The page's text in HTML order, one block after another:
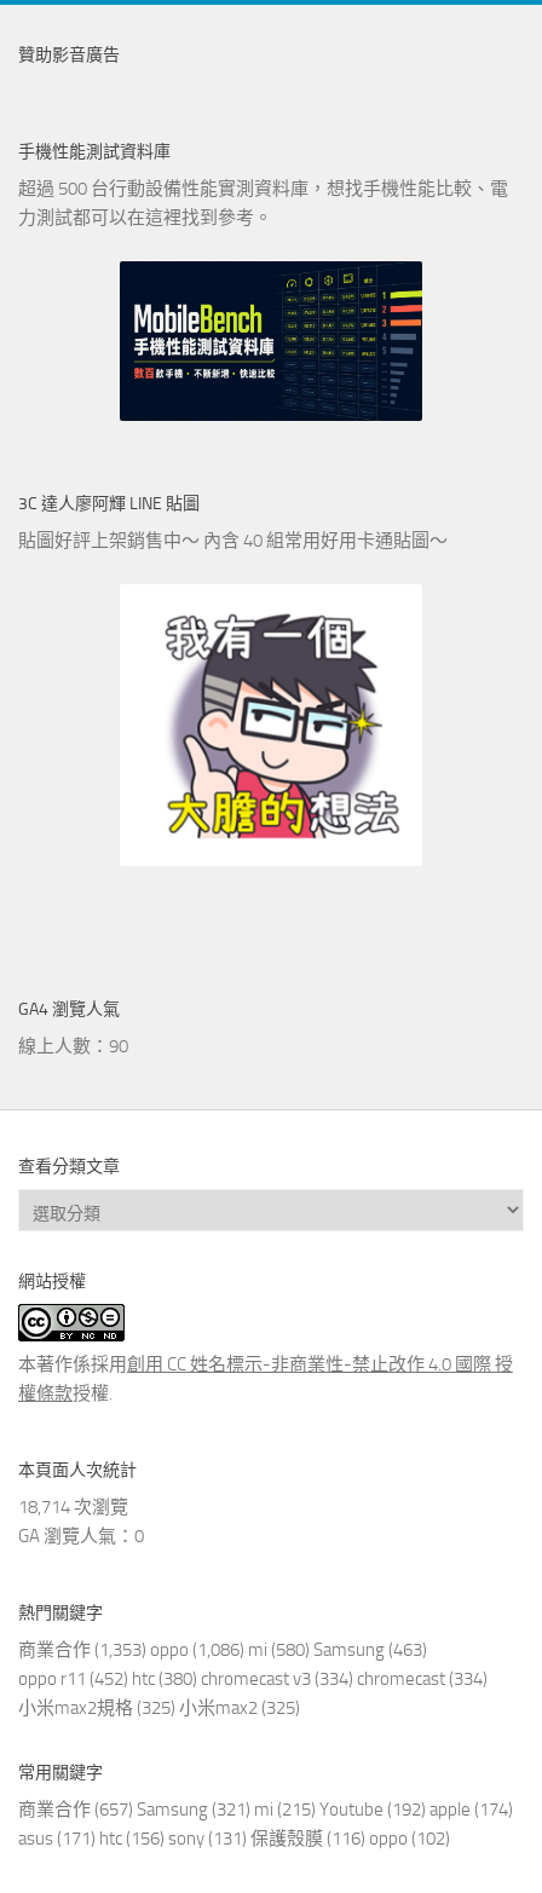
贊助影音廣告
手機性能測試資料庫
超過 500 台行動設備性能實測資料庫，想找手機性能比較、電
力測試都可以在這裡找到參考。
3C 達人廖阿輝 LINE 貼圖
貼圖好評上架銷售中～ 內含 40 組常用好用卡通貼圖～
GA4 瀏覽人氣
線上人數：90
查看分類文章
查
看
類
文
章
網站授權
本著作係採用創用 CC 姓名標示-非商業性-禁止改作 4.0 國際 授
權條款授權.
本頁面人次統計
18,714 次瀏覽
GA 瀏覽人氣：0
熱門關鍵字
商業合作 (1,353) oppo (1,086) mi (580) Samsung (463)
oppo r11 (452) htc (380) chromecast v3 (334) chromecast (334)
小米max2規格 (325) 小米max2 (325)
常用關鍵字
商業合作 (657) Samsung (321) mi (215) Youtube (192) apple (174)
asus (171) htc (156) sony (131) 保護殼膜 (116) oppo (102)